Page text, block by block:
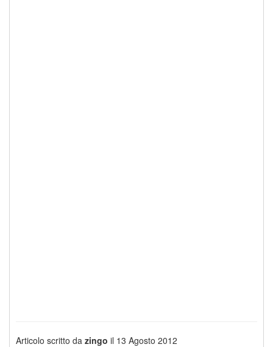
Articolo scritto da zingo il 13 Agosto 2012